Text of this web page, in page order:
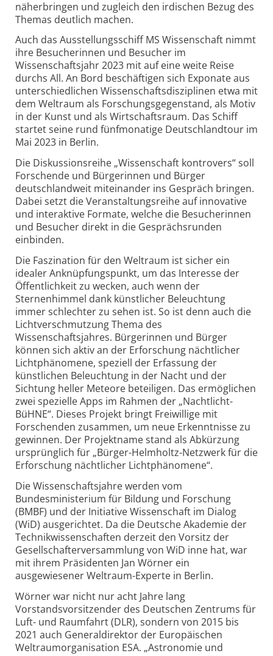
näherbringen und zugleich den irdischen Bezug des
Themas deutlich machen.
Auch das Ausstellungsschiff MS Wissenschaft nimmt
ihre Besucherinnen und Besucher im
Wissenschaftsjahr 2023 mit auf eine weite Reise
durchs All. An Bord beschäftigen sich Exponate aus
unterschiedlichen Wissenschaftsdisziplinen etwa mit
dem Weltraum als Forschungsgegenstand, als Motiv
in der Kunst und als Wirtschaftsraum. Das Schiff
startet seine rund fünfmonatige Deutschlandtour im
Mai 2023 in Berlin.
Die Diskussionsreihe „Wissenschaft kontrovers“ soll
Forschende und Bürgerinnen und Bürger
deutschlandweit miteinander ins Gespräch bringen.
Dabei setzt die Veranstaltungsreihe auf innovative
und interaktive Formate, welche die Besucherinnen
und Besucher direkt in die Gesprächsrunden
einbinden.
Die Faszination für den Weltraum ist sicher ein
idealer Anknüpfungspunkt, um das Interesse der
Öffentlichkeit zu wecken, auch wenn der
Sternenhimmel dank künstlicher Beleuchtung
immer schlechter zu sehen ist. So ist denn auch die
Lichtverschmutzung Thema des
Wissenschaftsjahres. Bürgerinnen und Bürger
können sich aktiv an der Erforschung nächtlicher
Lichtphänomene, speziell der Erfassung der
künstlichen Beleuchtung in der Nacht und der
Sichtung heller Meteore beteiligen. Das ermöglichen
zwei spezielle Apps im Rahmen der „Nachtlicht-
BüHNE“. Dieses Projekt bringt Freiwillige mit
Forschenden zusammen, um neue Erkenntnisse zu
gewinnen. Der Projektname stand als Abkürzung
ursprünglich für „Bürger-Helmholtz-Netzwerk für die
Erforschung nächtlicher Lichtphänomene“.
Die Wissenschaftsjahre werden vom
Bundesministerium für Bildung und Forschung
(BMBF) und der Initiative Wissenschaft im Dialog
(WiD) ausgerichtet. Da die Deutsche Akademie der
Technikwissenschaften derzeit den Vorsitz der
Gesellschafterversammlung von WiD inne hat, war
mit ihrem Präsidenten Jan Wörner ein
ausgewiesener Weltraum-Experte in Berlin.
Wörner war nicht nur acht Jahre lang
Vorstandsvorsitzender des Deutschen Zentrums für
Luft- und Raumfahrt (DLR), sondern von 2015 bis
2021 auch Generaldirektor der Europäischen
Weltraumorganisation ESA. „Astronomie und